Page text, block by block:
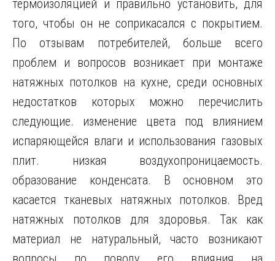
термоизоляцией и правильно установить, для
того, чтобы он не соприкасался с покрытием.
По отзывам потребителей, больше всего
проблем и вопросов возникает при монтаже
натяжных потолков на кухне, среди основных
недостатков которых можно перечислить
следующие. изменение цвета под влиянием
испаряющейся влаги и использования газовых
плит. низкая воздухопроницаемость.
образование конденсата. В основном это
касается тканевых натяжных потолков. Вред
натяжных потолков для здоровья. Так как
материал не натуральный, часто возникают